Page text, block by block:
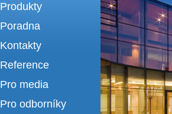
Produkty
Poradna
Kontakty
Reference
Pro media
Pro odborníky